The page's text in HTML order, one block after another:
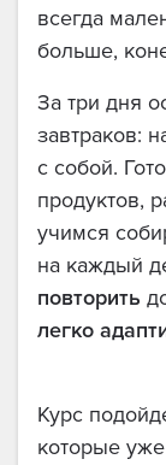
всегда
больше,
За три дня
завтраков:
с собой.
продуктов,
учимся
на каждый
повторить
легко
Курс
которые